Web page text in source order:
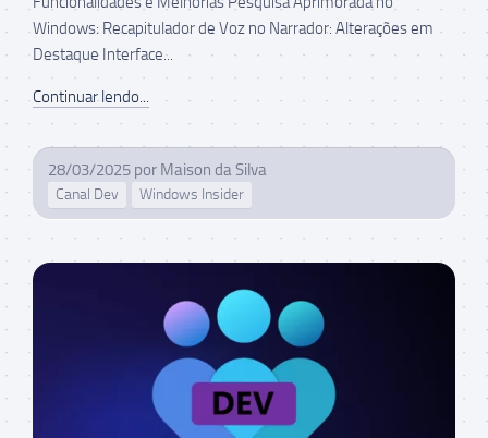
Windows: Recapitulador de Voz no Narrador: Alterações em
Destaque Interface...
Continuar lendo...
28/03/2025 por Maison da Silva
Canal Dev Windows Insider